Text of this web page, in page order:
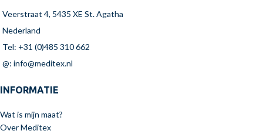
Veerstraat 4, 5435 XE St. Agatha
Nederland
Tel: +31 (0)485 310 662
@: info@meditex.nl
INFORMATIE
Wat is mijn maat?
Over Meditex